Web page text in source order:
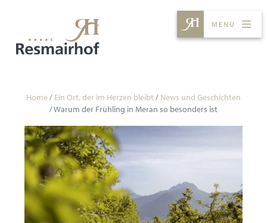
MENÜ
Home/ Ein Ort, der im Herzen bleibt / News und Geschichten
/Warum der Frühling in Meran so besonders ist